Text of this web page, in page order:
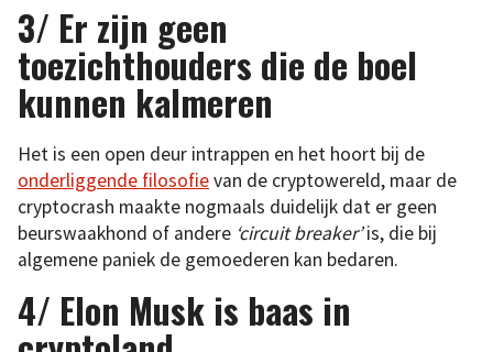
3/ Er zijn geen
toezichthouders die de boel
kunnen kalmeren
Het is een open deur intrappen en het hoort bij de
onderliggende filosofievan de cryptowereld, maar de
cryptocrash maakte nogmaals duidelijk dat er geen
beurswaakhond of andere ‘circuit breaker’is, die bij
algemene paniek de gemoederen kan bedaren.
4/ Elon Musk is baas in